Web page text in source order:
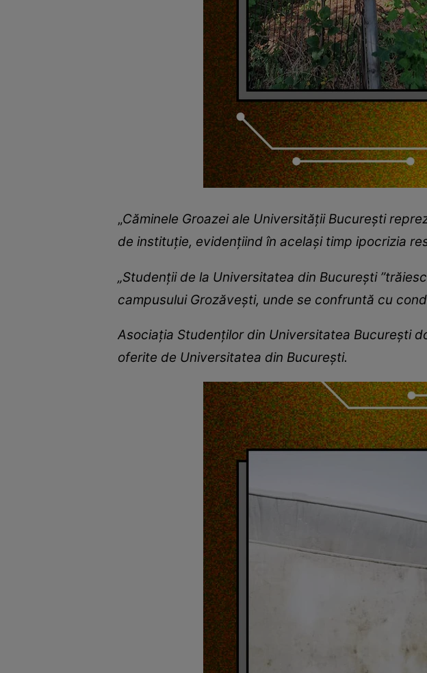
„Căminele Groazei ale Universităţii Bucureşti
de instituţie, evidenţiind în acelaşi timp ipocrizia
„Studenţii de la Universitatea din Bucureşti
campusului Grozăveşti, unde se confruntă cu
Asociaţia Studenţilor din Universitatea Bucureşti
oferite de Universitatea din Bucureşti.